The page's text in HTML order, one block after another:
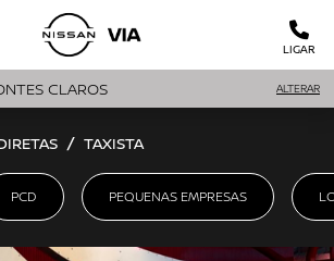
LIGAR
CLAROS ALTERAR
TAXISTA
PCD PEQUENAS EMPRESAS